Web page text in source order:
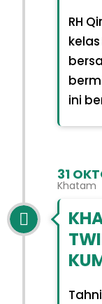
RH
ini
31
Khatam